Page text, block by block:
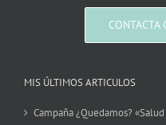
CONTACTA
MIS ÚLTIMOS ARTICULOS
Campaña ¿Quedamos?